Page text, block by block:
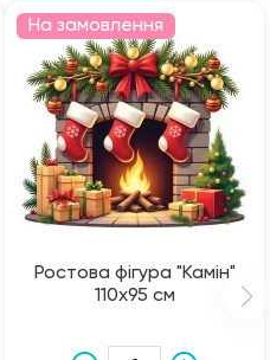
На замовлення
Ростова фігура "Камін"
110х95 см